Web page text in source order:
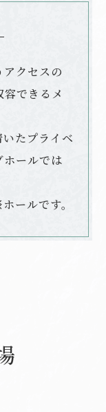
クセスの
できるメ
たプライベ
ホールでは
ールです。